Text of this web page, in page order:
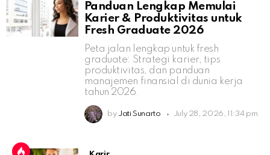
Panduan Lengkap Memulai
Karier & Produktivitas untuk
Fresh Graduate 2026
Peta jalan lengkap untuk fresh
graduate: Strategi karier, tips
produktivitas, dan panduan
manajemen finansial di dunia kerja
tahun 2026.
by Jati Sunarto July 28, 2026, 11:34 pm